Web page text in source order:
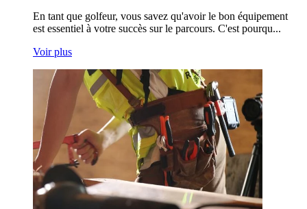
En tant que golfeur, vous savez qu'avoir le bon équipement
est essentiel à votre succès sur le parcours. C'est pourqu...
Voir plus